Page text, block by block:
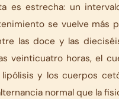
es estrecha: un
se vuelve más
las doce y las
veinticuatro horas, el
lipólisis y los cuerpos
normal que la